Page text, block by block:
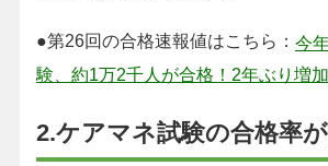
●第26回の合格速報値はこちら： 今
験、約1万2千人が合格！2年ぶり増加
2.ケアマネ試験の合格率